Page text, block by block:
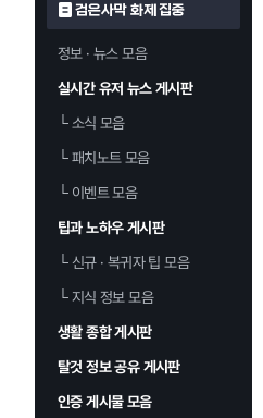
검은사막 화제 집중
정보 · 뉴스 모음
실시간 유저 뉴스 게시판
└소식 모음
└패치노트 모음
└이벤트 모음
팁과 노하우 게시판
└신규 · 복귀자 팁 모음
└지식 정보 모음
생활 종합 게시판
탈것 정보 공유 게시판
인증 게시물 모음